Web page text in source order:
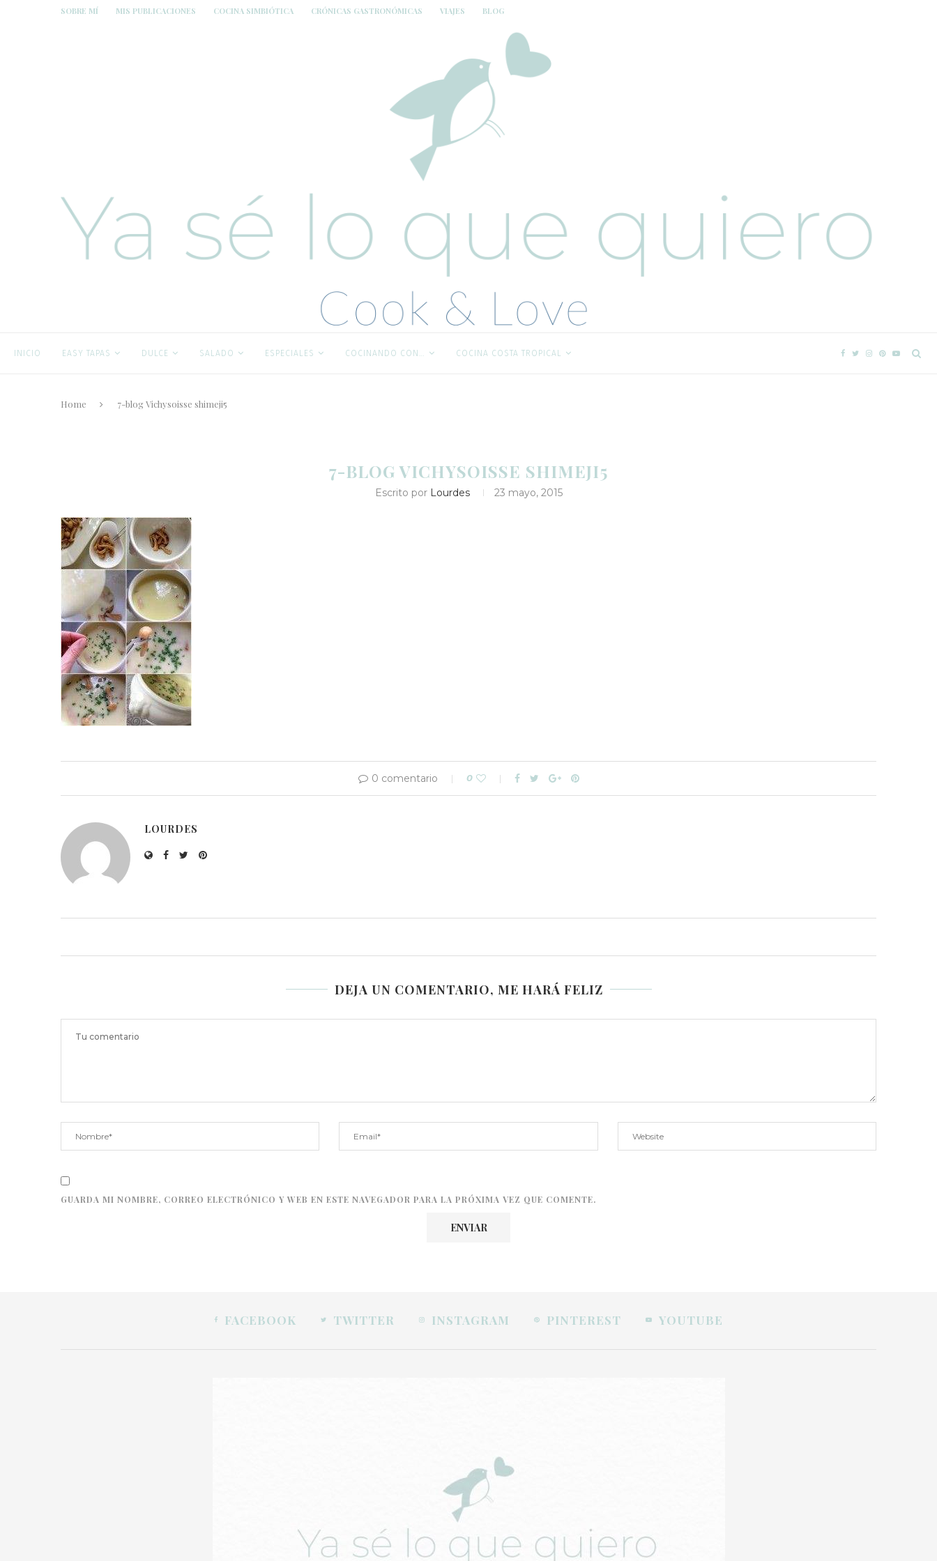
SOBRE MÍ MIS PUBLICACIONES COCINA SIMBIÓTICA CRÓNICAS GASTRONÓMICAS VIAJES BLOG
INICIO EASY TAPAS DULCE SALADO ESPECIALES COCINANDO CON… COCINA COSTA TROPICAL
Home 7-blog Vichysoisse shimeji5
7-BLOG VICHYSOISSE SHIMEJI5
Escrito por Lourdes 23 mayo, 2015
0 comentario 0
LOURDES
DEJA UN COMENTARIO, ME HARÁ FELIZ
GUARDA MI NOMBRE, CORREO ELECTRÓNICO Y WEB EN ESTE NAVEGADOR PARA LA PRÓXIMA VEZ QUE COMENTE.
FACEBOOK TWITTER INSTAGRAM PINTEREST YOUTUBE